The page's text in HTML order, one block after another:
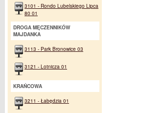
3101 - Rondo Lubelskiego Lipca
80 01
DROGA MĘCZENNIKÓW
MAJDANKA
3113 - Park Bronowice 03
3121 - Lotnicza 01
KRAŃCOWA
3211 - Łabędzia 01